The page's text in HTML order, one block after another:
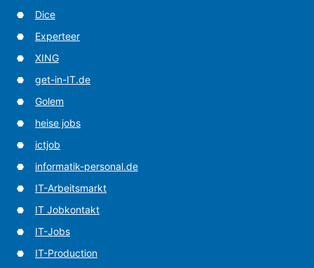
Dice
Experteer
XING
get-in-IT.de
Golem
heise jobs
ictjob
informatik-personal.de
IT-Arbeitsmarkt
IT Jobkontakt
IT-Jobs
IT-Production